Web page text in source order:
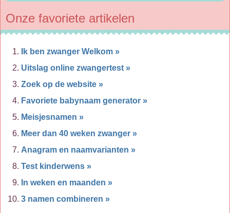
Onze favoriete artikelen
Ik ben zwanger Welkom »
Uitslag online zwangertest »
Zoek op de website »
Favoriete babynaam generator »
Meisjesnamen »
Meer dan 40 weken zwanger »
Anagram en naamvarianten »
Test kinderwens »
In weken en maanden »
3 namen combineren »